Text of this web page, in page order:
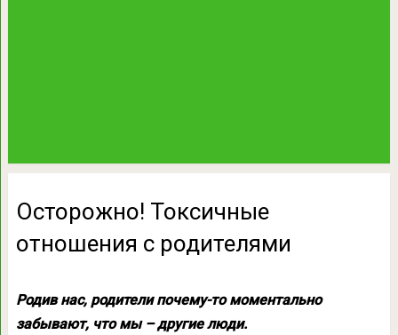
Осторожно! Токсичные
отношения с родителями
Родив нас, родители почему-то моментально
забывают, что мы – другие люди.